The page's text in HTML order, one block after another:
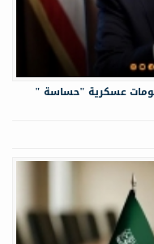
عسكرية "حساسة "